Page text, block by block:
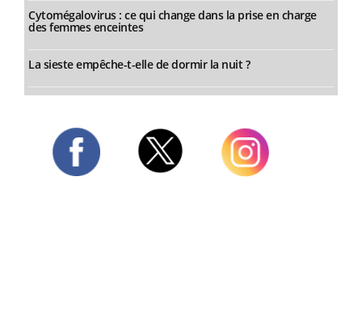
Cytomégalovirus : ce qui change dans la prise en charge
des femmes enceintes
La sieste empêche-t-elle de dormir la nuit ?